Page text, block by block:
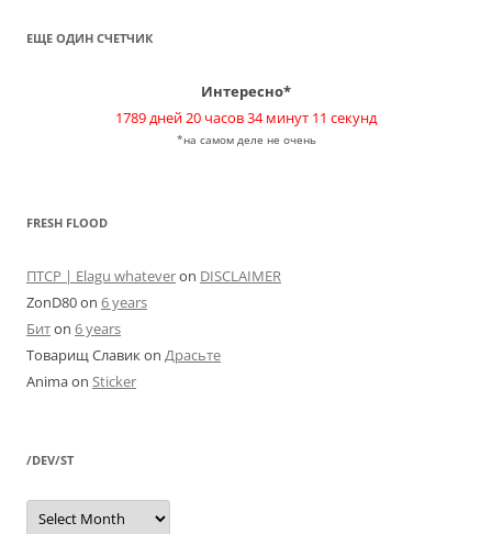
ЕЩЕ ОДИН СЧЕТЧИК
Интересно*
1789 дней 20 часов 34 минут 11 секунд
*на самом деле не очень
FRESH FLOOD
ПТСР | Elagu whateveron DISCLAIMER
ZonD80on 6 years
Битon 6 years
Товарищ Славикon Драсьте
Animaon Sticker
/DEV/ST
/dev/st